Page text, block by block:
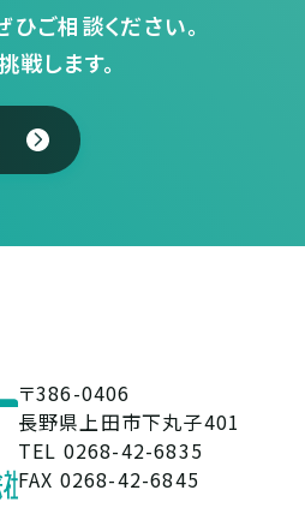
ご相談ください。
戦します。
〒386-0406
長野県上田市下丸子401
TEL 0268-42-6835
FAX 0268-42-6845